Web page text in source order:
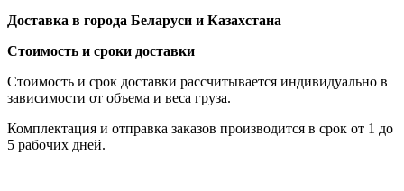
Доставка в города Беларуси и Казахстана
Стоимость и сроки доставки
Стоимость и срок доставки рассчитывается индивидуально в
зависимости от объема и веса груза.
Комплектация и отправка заказов производится в срок от 1 до
5 рабочих дней.